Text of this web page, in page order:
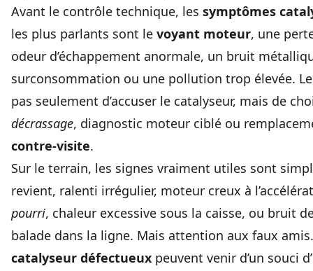
Avant le contrôle technique, les symptômes
les plus parlants sont le voyant moteur, une
odeur d’échappement anormale, un bruit
surconsommation ou une pollution trop élevée. Le
pas seulement d’accuser le catalyseur, mais de
décrassage, diagnostic moteur ciblé ou
contre-visite.
Sur le terrain, les signes vraiment utiles sont
revient, ralenti irrégulier, moteur creux à
pourri, chaleur excessive sous la caisse, ou bruit
balade dans la ligne. Mais attention aux faux
catalyseur défectueux peuvent venir d’un souci d’